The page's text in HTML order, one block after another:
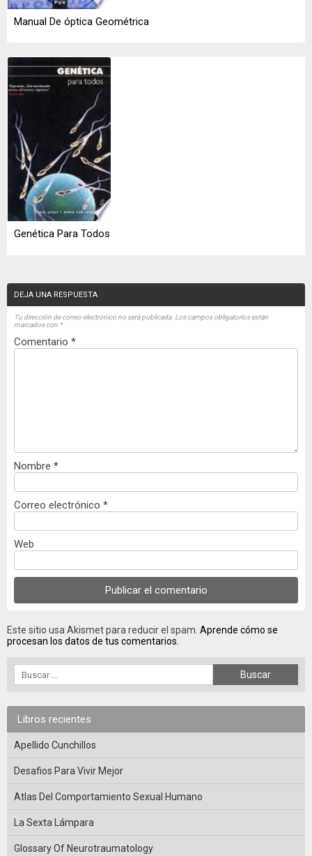
Manual De óptica Geométrica
Genética Para Todos
DEJA UNA RESPUESTA
Tu dirección de correo electrónico no será publicada. Los campos obligatorios están
marcados con *
Comentario *
Nombre *
Correo electrónico *
Web
Este sitio usa Akismet para reducir el spam. Aprende cómo se
procesan los datos de tus comentarios.
Libros recientes
Apellido Cunchillos
Desafios Para Vivir Mejor
Atlas Del Comportamiento Sexual Humano
La Sexta Lámpara
Glossary Of Neurotraumatology